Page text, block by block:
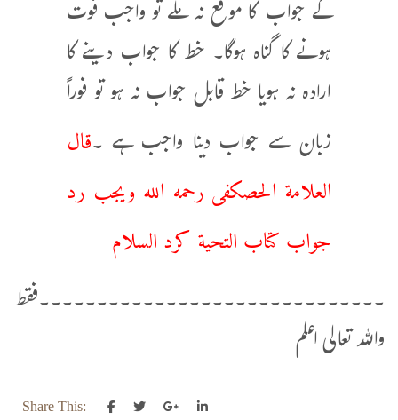
کے جواب کا موقع نہ ملے تو واجب فوت
ہونے کا گناہ ہوگا۔ خط کا جواب دینے کا
ارادہ نہ ہویا خط قابل جواب نہ ہو تو فوراً
زبان سے جواب دینا واجب ہے ۔قال
العلامة الحصكفى رحمه الله ويجب ‌رد
‌جواب كتاب التحية كرد السلام
۔۔۔۔۔۔۔۔۔۔۔۔۔۔۔۔۔۔۔۔۔۔۔۔۔۔۔۔۔۔فقط
واللہ تعالی اعلم
Share This: